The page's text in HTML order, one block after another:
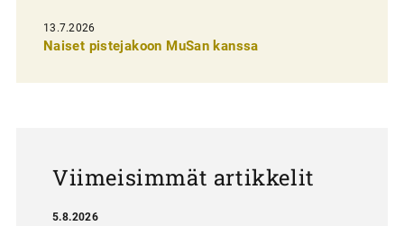
e
13.7.2026
Naiset pistejakoon MuSan kanssa
Viimeisimmät artikkelit
5.8.2026